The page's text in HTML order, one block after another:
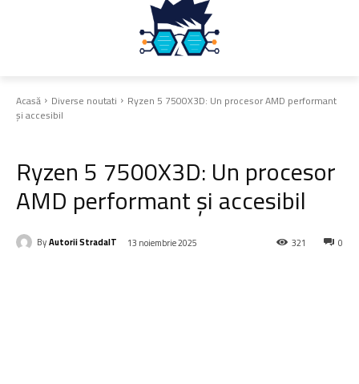
Acasă Diverse noutati Ryzen 5 7500X3D: Un procesor AMD performant
și accesibil
Ryzen 5 7500X3D: Un procesor
AMD performant și accesibil
ByAutorii StradaIT 13 noiembrie 2025 0
321